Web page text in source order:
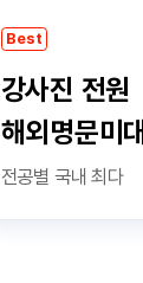
Best
강사진 전원
해외명문미대
전공별 국내 최다